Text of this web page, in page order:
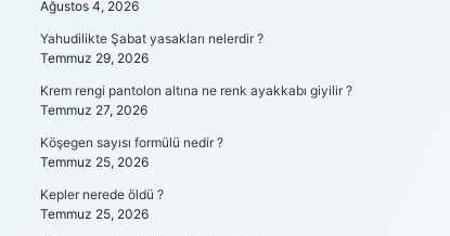
Ağustos 4, 2026
Yahudilikte Şabat yasakları nelerdir ?
Temmuz 29, 2026
Krem rengi pantolon altına ne renk ayakkabı giyilir ?
Temmuz 27, 2026
Köşegen sayısı formülü nedir ?
Temmuz 25, 2026
Kepler nerede öldü ?
Temmuz 25, 2026